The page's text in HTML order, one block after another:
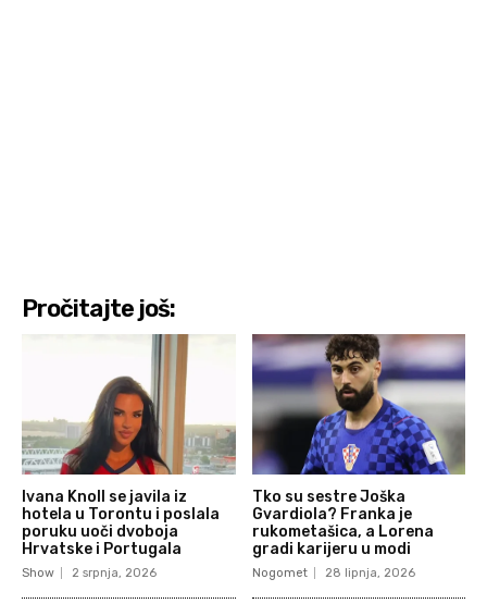
Pročitajte još:
Ivana Knoll se javila iz
hotela u Torontu i poslala
poruku uoči dvoboja
Hrvatske i Portugala
Show 2 srpnja, 2026
Tko su sestre Joška
Gvardiola? Franka je
rukometašica, a Lorena
gradi karijeru u modi
Nogomet 28 lipnja, 2026